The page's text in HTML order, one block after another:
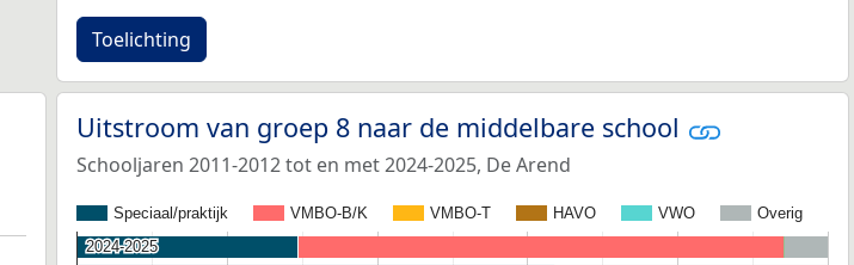
Toelichting
Uitstroom van groep 8 naar de middelbare school
Schooljaren 2011-2012 tot en met 2024-2025, De Arend
Speciaal/praktijk VMBO-B/K VMBO-T HAVO VWO Overig
2024-2025
2024-2025